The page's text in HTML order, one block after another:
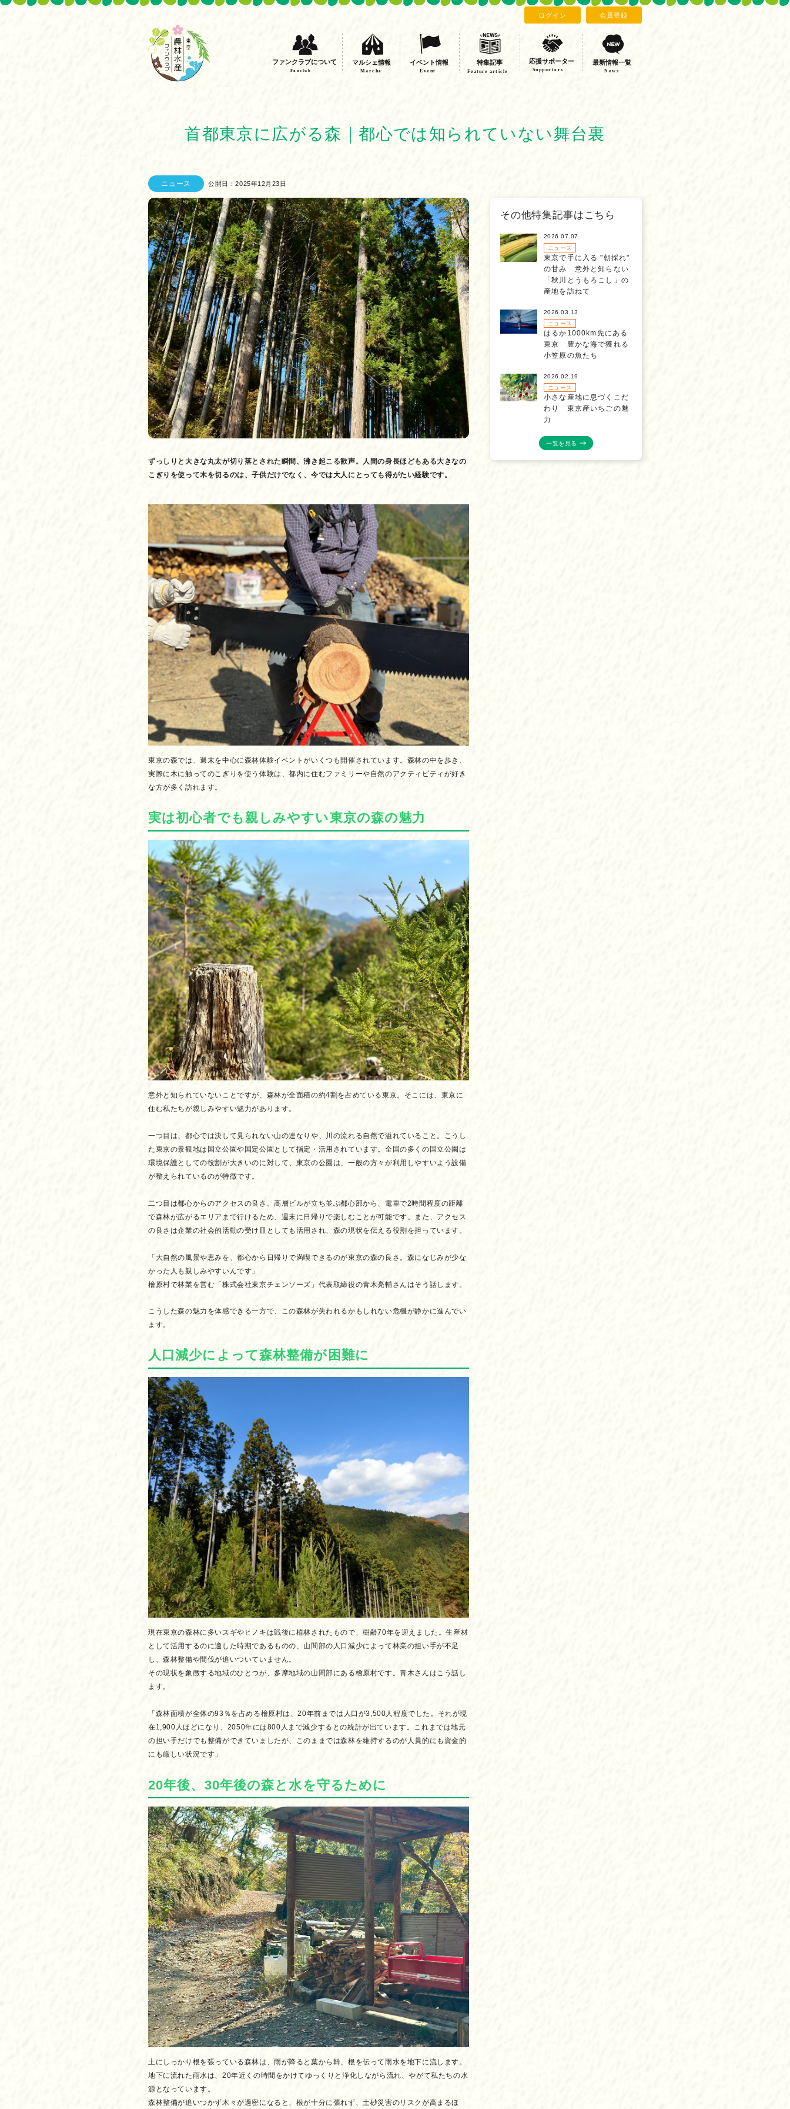
ログイン 会員登録
ファンクラブについて
Fanclub
マルシェ情報
Marche
イベント情報
Event
特集記事
Feature article
応援サポーター
Supporters
最新情報一覧
News
首都東京に広がる森｜都心では知られていない舞台裏
ニュース 公開日：2025年12月23日
ずっしりと大きな丸太が切り落とされた瞬間、沸き起こる歓声。人間の身長ほどもある大きなの
こぎりを使って木を切るのは、子供だけでなく、今では大人にとっても得がたい経験です。
東京の森では、週末を中心に森林体験イベントがいくつも開催されています。森林の中を歩き、
実際に木に触ってのこぎりを使う体験は、都内に住むファミリーや自然のアクティビティが好き
な方が多く訪れます。
実は初心者でも親しみやすい東京の森の魅力
意外と知られていないことですが、森林が全面積の約4割を占めている東京。そこには、東京に
住む私たちが親しみやすい魅力があります。
一つ目は、都心では決して見られない山の連なりや、川の流れる自然で溢れていること。こうし
た東京の景観地は国立公園や国定公園として指定・活用されています。全国の多くの国立公園は
環境保護としての役割が大きいのに対して、東京の公園は、一般の方々が利用しやすいよう設備
が整えられているのが特徴です。
二つ目は都心からのアクセスの良さ。高層ビルが立ち並ぶ都心部から、電車で2時間程度の距離
で森林が広がるエリアまで行けるため、週末に日帰りで楽しむことが可能です。また、アクセス
の良さは企業の社会的活動の受け皿としても活用され、森の現状を伝える役割を担っています。
「大自然の風景や恵みを、都心から日帰りで満喫できるのが東京の森の良さ。森になじみが少な
かった人も親しみやすいんです」
檜原村で林業を営む「株式会社東京チェンソーズ」代表取締役の青木亮輔さんはそう話します。
こうした森の魅力を体感できる一方で、この森林が失われるかもしれない危機が静かに進んでい
ます。
人口減少によって森林整備が困難に
現在東京の森林に多いスギやヒノキは戦後に植林されたもので、樹齢70年を迎えました。生産材
として活用するのに適した時期であるものの、山間部の人口減少によって林業の担い手が不足
し、森林整備や間伐が追いついていません。
その現状を象徴する地域のひとつが、多摩地域の山間部にある檜原村です。青木さんはこう話し
ます。
「森林面積が全体の93％を占める檜原村は、20年前までは人口が3,500人程度でした。それが現
在1,900人ほどになり、2050年には800人まで減少するとの統計が出ています。これまでは地元
の担い手だけでも整備ができていましたが、このままでは森林を維持するのが人員的にも資金的
にも厳しい状況です」
20年後、30年後の森と水を守るために
土にしっかり根を張っている森林は、雨が降ると葉から幹、根を伝って雨水を地下に流します。
地下に流れた雨水は、20年近くの時間をかけてゆっくりと浄化しながら流れ、やがて私たちの水
源となっています。
森林整備が追いつかず木々が過密になると、根が十分に張れず、土砂災害のリスクが高まるほ
その他特集記事はこちら
2026.07.07
ニュース
東京で手に入る "朝採れ"
の甘み 意外と知らない
「秋川とうもろこし」の
産地を訪ねて
2026.03.13
ニュース
はるか1000km先にある
東京 豊かな海で獲れる
小笠原の魚たち
2026.02.19
ニュース
小さな産地に息づくこだ
わり 東京産いちごの魅
力
一覧を見る